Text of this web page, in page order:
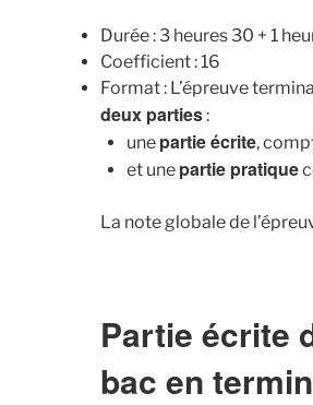
Durée : 3 heures 30 + 1
Coefficient : 16
Format : L’épreuve
deux parties:
une partie écrite,
et une partie pratique
La note globale de
Partie écrite
bac en